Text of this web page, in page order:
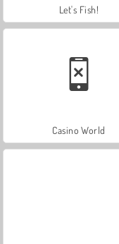
Let's Fish!
Casino World